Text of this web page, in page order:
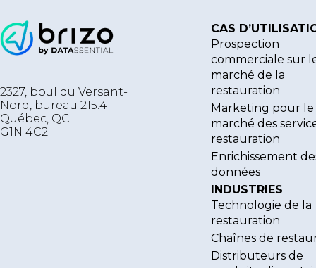
2327, boul du Versant-
Nord, bureau 215.4
Québec, QC
G1N 4C2
CAS
Prospection
commerciale sur
marché de la
restauration
Marketing pour le
marché des
restauration
Enrichissement
données
INDUSTRIES
Technologie de la
restauration
Chaînes de
Distributeurs de